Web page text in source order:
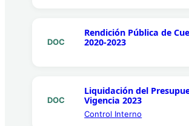
DOC
Rendición Pública de
2020-2023
DOC
Liquidación del
Vigencia 2023
Control Interno